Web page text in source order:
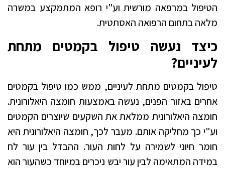
הטיפול במרפאה מורשית וע"י רופא המתמקצע במשרה
מלאה בתחום הרפואה האסתטית.
כיצד נעשה טיפול בקמטים מתחת
לעיניים?
טיפול בקמטים מתחת לעיניים, ממש כמו טיפול בקמטים
אחרים באזור הפנים, נעשה באמצעות חומצה היאלורונית.
חומצה היאלורונית ממלאת את השקעים שיוצרים הקמטים
וע"י כך מחליקה אותם. מעבר לכך, חומצה היאלורונית היא
חומר חיוני לשמירה על לחות העור. ההבדל בין עור לח
במידה המתאימה לבין עור יבש ניכרים במיוחד כשהעור הוא